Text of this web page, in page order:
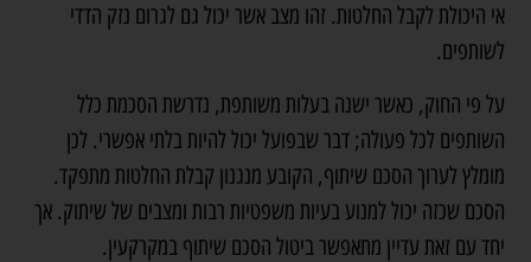
אי היכולת לקבל החלטות. זהו מצב אשר יכול גם לגרום נזק הדדי
לשותפים.
על פי החוק, כאשר ישנה בעלות משותפת, נדרשת הסכמת כלל
השותפים לכל פעולה; דבר שבפועל יכול להיות בלתי אפשרי. לכן
מומלץ לערוך הסכם שיתוף, הקובע מנגנון קבלת החלטות מתפקד.
הסכם שכזה יכול למנוע בעיות משפטיות רבות ומצבים של שיתוק. אך
יחד עם זאת עדיין מתאפשר ביטול הסכם שיתוף במקרקעין.